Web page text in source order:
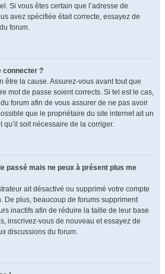
Si vous êtes certain que l’adresse de
avez spécifiée était correcte, essayez de
forum.
connecter ?
être la cause. Assurez-vous avant tout que
mot de passe soient corrects. Si tel est le cas,
forum afin de vous assurer de ne pas avoir
que le propriétaire du site internet ait un
soit nécessaire de la corriger.
passé mais ne peux à présent plus me
ait désactivé ou supprimé votre compte
De plus, beaucoup de forums suppriment
inactifs afin de réduire la taille de leur base
inscrivez-vous de nouveau et essayez de
discussions du forum.